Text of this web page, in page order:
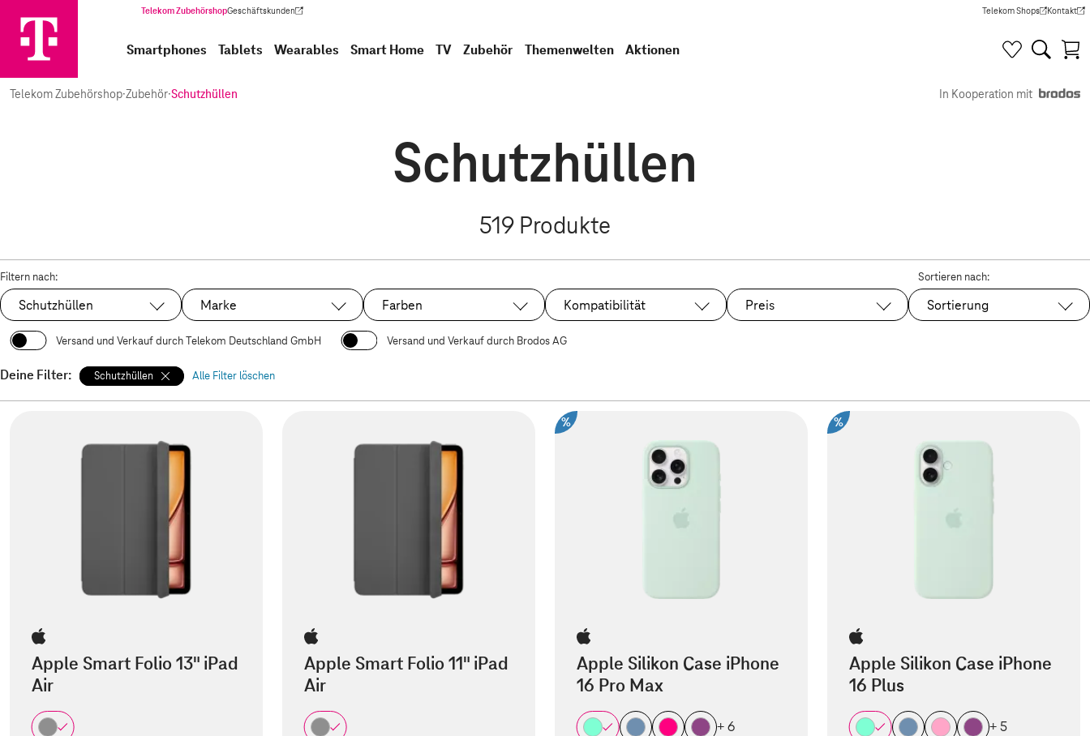
Telekom ZubehörshopGeschäftskunden
(Wird in einem neuen Tab geöffnet) Telekom Shops
(Wird in einem neuen Tab
Kontakt
(Wird in
Smartphones Tablets Wearables Smart Home TV Zubehör Themenwelten Aktionen
Telekom Zubehörshop·Zubehör·Schutzhüllen In Kooperation mit
Schutzhüllen
519 Produkte
Filtern nach:
Ausgewählt:
Schutzhüllen Marke Farben Kompatibilität Preis
Sortieren nach:
Sortierung
Versand und Verkauf durch Telekom Deutschland GmbH Versand und Verkauf durch Brodos AG
Deine Filter: Schutzhüllen Alle Filter löschen
Apple Smart Folio 13" iPad
Air
Apple Smart Folio 11" iPad
Air
%
Apple Silikon Case iPhone
16 Pro Max
+ 6
%
Apple Silikon Case iPhone
16 Plus
+ 5